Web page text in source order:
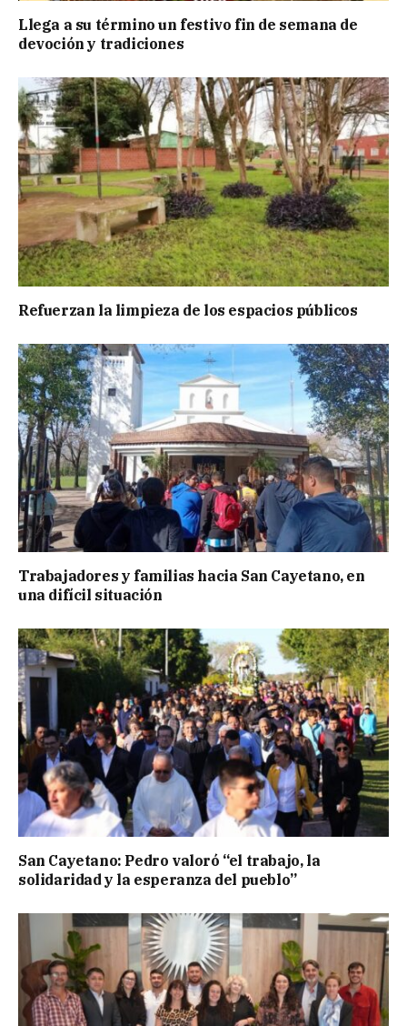
Llega a su término un festivo fin de semana de
devoción y tradiciones
Refuerzan la limpieza de los espacios públicos
Trabajadores y familias hacia San Cayetano, en
una difícil situación
San Cayetano: Pedro valoró “el trabajo, la
solidaridad y la esperanza del pueblo”